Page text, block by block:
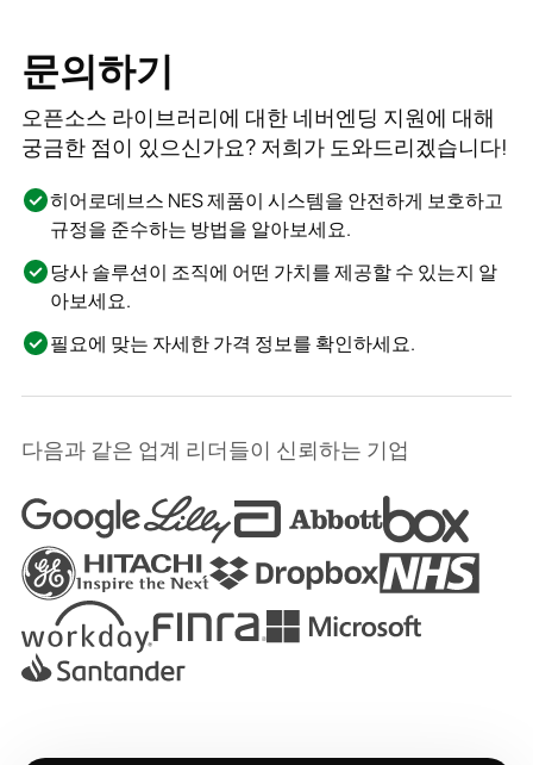
문의하기
오픈소스 라이브러리에 대한 네버엔딩 지원에 대해
궁금한 점이 있으신가요? 저희가 도와드리겠습니다!
히어로데브스 NES 제품이 시스템을 안전하게 보호하고
규정을 준수하는 방법을 알아보세요.
당사 솔루션이 조직에 어떤 가치를 제공할 수 있는지 알
아보세요.
필요에 맞는 자세한 가격 정보를 확인하세요.
다음과 같은 업계 리더들이 신뢰하는 기업